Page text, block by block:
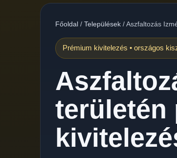
Főoldal / Települések /Aszfaltozás
Prémium kivitelezés • országos
területén